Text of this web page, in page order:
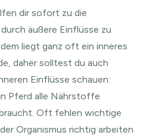
dir sofort zu die
äußere Einflüsse zu
liegt ganz oft ein inneres
daher solltest du auch
Einflüsse schauen:
Pferd alle Nährstoffe
Oft fehlen wichtige
Organismus richtig arbeiten